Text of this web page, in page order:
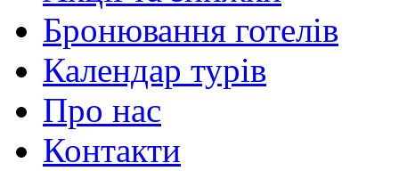
Бронювання готелів
Календар турів
Про нас
Контакти